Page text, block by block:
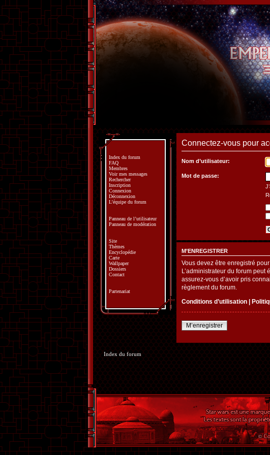
Connectez-vous pour
Nom d’utilisateur:
Mot de passe:
M’ENREGISTRER
Vous devez être enregistré
L’administrateur du forum
assurez-vous d’avoir pris
règlement du forum.
Conditions d’utilisation |
M’enregistrer
Index du forum
FAQ
Membres
Voir mes messages
Rechercher
Inscription
Connexion
Déconnexion
L’équipe du forum
Panneau de l’utilisateur
Panneau de modération
Site
Thèmes
Encyclopédie
Carte
Wallpaper
Dossiers
Contact
Partenariat
Index du forum